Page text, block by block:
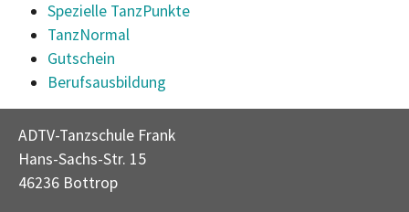
Spezielle TanzPunkte
TanzNormal
Gutschein
Berufsausbildung
ADTV-Tanzschule Frank
Hans-Sachs-Str. 15
46236 Bottrop